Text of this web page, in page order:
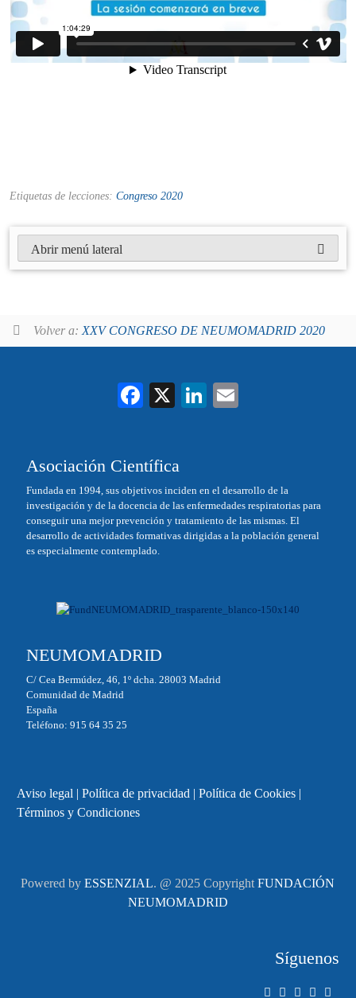
Abrir menú lateral
Etiquetas de lecciones: Congreso 2020
Volver a:XXV CONGRESO DE NEUMOMADRID 2020
Fa
ok
X
Li
Asociación Científica
Fundada en 1994, sus objetivos inciden en el desarrollo de la
investigación y de la docencia de las enfermedades respiratorias para
conseguir una mejor prevención y tratamiento de las mismas. El
desarrollo de actividades formativas dirigidas a la población general
es especialmente contemplado.
NEUMOMADRID
C/ Cea Bermúdez, 46, 1º dcha. 28003 Madrid
Comunidad de Madrid
España
Teléfono: 915 64 35 25
Aviso legal| Política de privacidad| Política de Cookies|
Términos y Condiciones
Powered byESSENZIAL. @ 2025 CopyrightFUNDACIÓN
NEUMOMADRID
Síguenos